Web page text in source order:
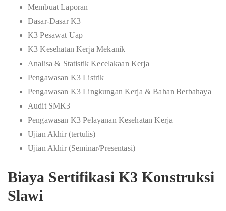
Membuat Laporan
Dasar-Dasar K3
K3 Pesawat Uap
K3 Kesehatan Kerja Mekanik
Analisa & Statistik Kecelakaan Kerja
Pengawasan K3 Listrik
Pengawasan K3 Lingkungan Kerja & Bahan Berbahaya
Audit SMK3
Pengawasan K3 Pelayanan Kesehatan Kerja
Ujian Akhir (tertulis)
Ujian Akhir (Seminar/Presentasi)
Biaya Sertifikasi K3 Konstruksi
Slawi